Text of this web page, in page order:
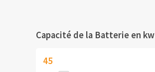
Capacité de la Batterie en kw